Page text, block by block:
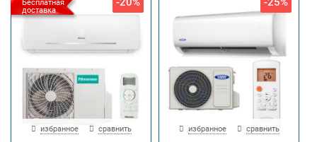
Бесплатная
доставка
избранное сравнить избранное сравнить